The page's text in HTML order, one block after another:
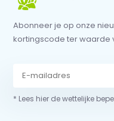
Abonneer je op onze
kortingscode ter waarde
* Lees hier de wettelijke